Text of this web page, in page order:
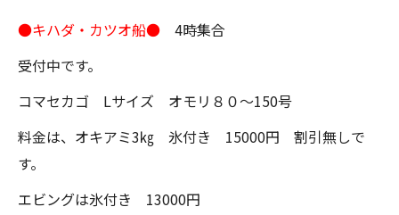
●キハダ・カツオ船● 4時集合
受付中です。
コマセカゴ Lサイズ オモリ８０～150号
料金は、オキアミ3㎏ 氷付き 15000円 割引無しで
す。
エビングは氷付き 13000円